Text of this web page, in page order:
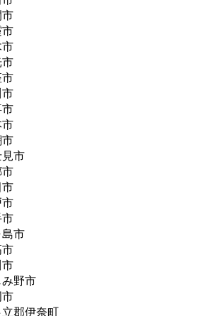
市
市
市
市
市
市
市
市
市
市
市
市
市
市
市
市
市
野市
市
郡伊奈町